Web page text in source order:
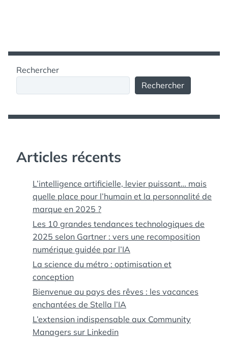
Rechercher
Rechercher
Articles récents
L’intelligence artificielle, levier puissant… mais
quelle place pour l’humain et la personnalité de
marque en 2025 ?
Les 10 grandes tendances technologiques de
2025 selon Gartner : vers une recomposition
numérique guidée par l’IA
La science du métro : optimisation et
conception
Bienvenue au pays des rêves : les vacances
enchantées de Stella l’IA
L’extension indispensable aux Community
Managers sur Linkedin